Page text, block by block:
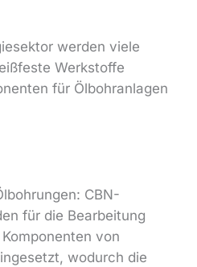
werden viele
Werkstoffe
für Ölbohranlagen
CBN-
für die Bearbeitung
von
wodurch die